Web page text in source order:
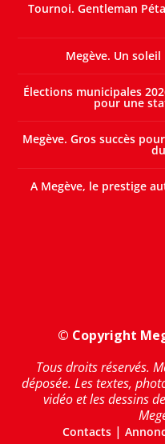
Tournoi. Gentleman
Megève. Un
Élections municipales
pour une
Megève. Gros succès
A Megève, le prestige
© Copyright
Tous droits réservés.
déposée. Les textes,
vidéo et les dessins
Contacts|